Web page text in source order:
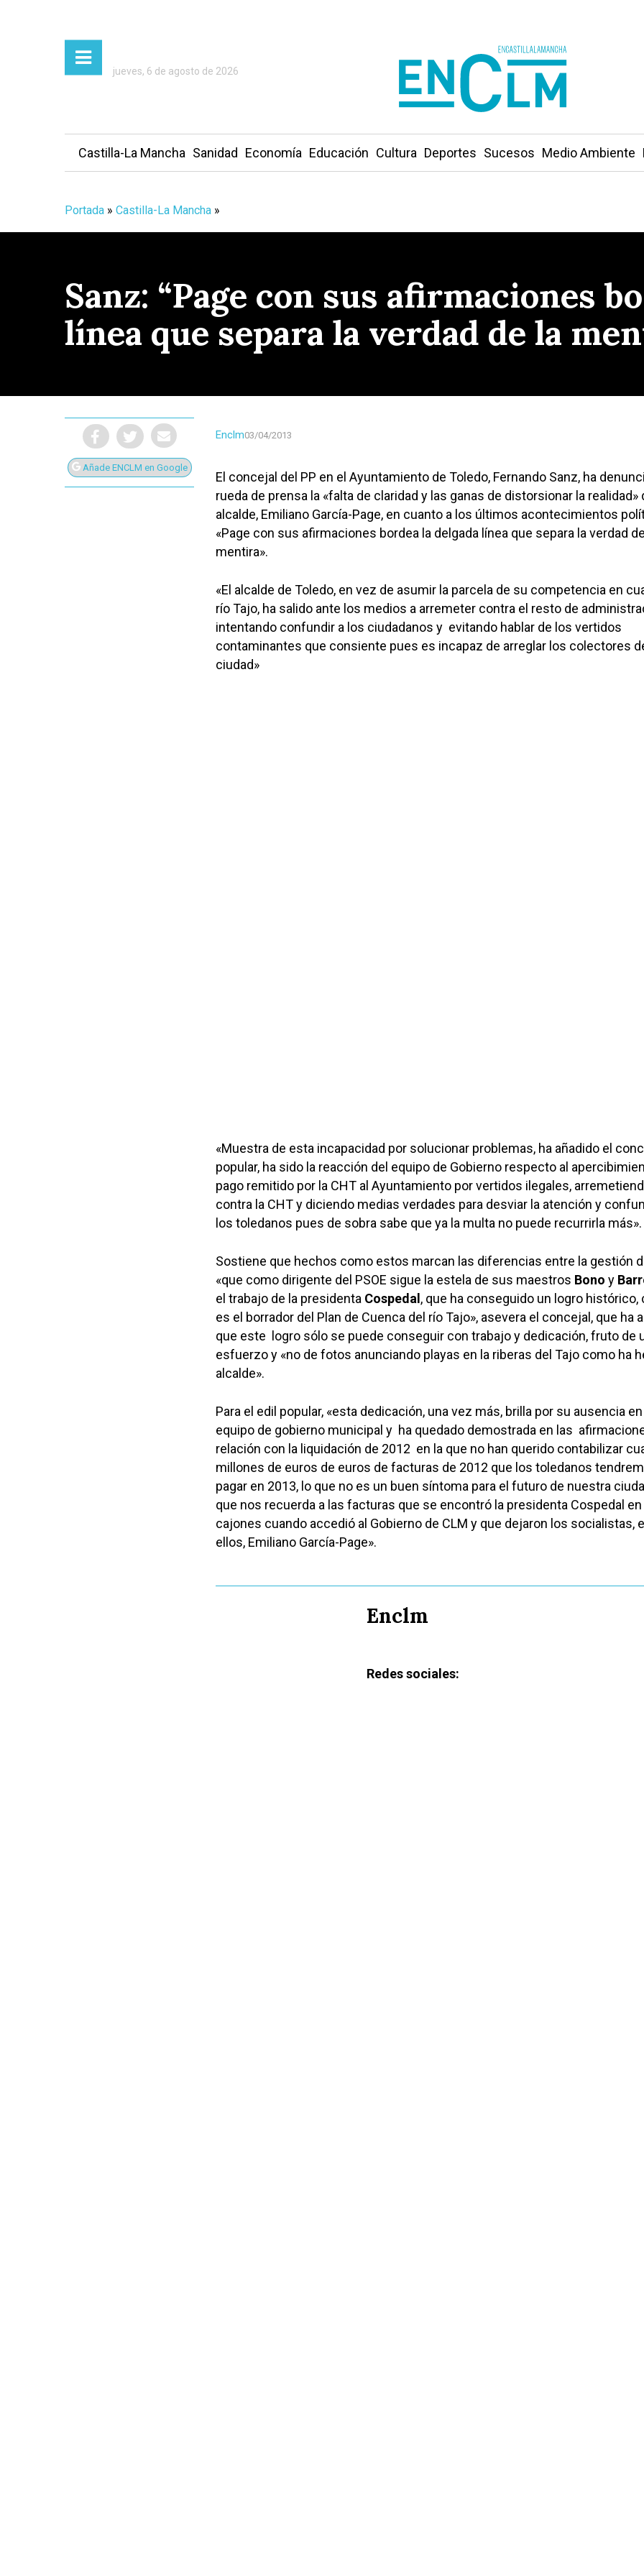
Presiona Intro para buscar o ESC para cerrar
jueves, 6 de agosto de 2026
Castilla-La Mancha Sanidad Economía Educación Cultura Deportes Sucesos Medio Ambiente
Portada » Castilla-La Mancha »
Sanz: “Page con sus afirmaciones
línea que separa la verdad de la
Añade ENCLM en Google
Enclm03/04/2013
El concejal del PP en el Ayuntamiento de Toledo, Fernando Sanz, ha
rueda de prensa la «falta de claridad y las ganas de distorsionar la realidad»
alcalde, Emiliano García-Page, en cuanto a los últimos acontecimientos
«Page con sus afirmaciones bordea la delgada línea que separa la verdad
mentira».
«El alcalde de Toledo, en vez de asumir la parcela de su competencia en
río Tajo, ha salido ante los medios a arremeter contra el resto de
intentando confundir a los ciudadanos y evitando hablar de los vertidos
contaminantes que consiente pues es incapaz de arreglar los colectores
ciudad»
«Muestra de esta incapacidad por solucionar problemas, ha añadido el
popular, ha sido la reacción del equipo de Gobierno respecto al
pago remitido por la CHT al Ayuntamiento por vertidos ilegales,
contra la CHT y diciendo medias verdades para desviar la atención y
los toledanos pues de sobra sabe que ya la multa no puede recurrirla más».
Sostiene que hechos como estos marcan las diferencias entre la gestión
«que como dirigente del PSOE sigue la estela de sus maestros Bono y
el trabajo de la presidenta Cospedal , que ha conseguido un logro histórico,
es el borrador del Plan de Cuenca del río Tajo», asevera el concejal, que ha
que este logro sólo se puede conseguir con trabajo y dedicación, fruto de
esfuerzo y «no de fotos anunciando playas en la riberas del Tajo como ha
alcalde».
Para el edil popular, «esta dedicación, una vez más, brilla por su ausencia
equipo de gobierno municipal y ha quedado demostrada en las
relación con la liquidación de 2012 en la que no han querido contabilizar
millones de euros de euros de facturas de 2012 que los toledanos
pagar en 2013, lo que no es un buen síntoma para el futuro de nuestra
que nos recuerda a las facturas que se encontró la presidenta Cospedal
cajones cuando accedió al Gobierno de CLM y que dejaron los socialistas,
ellos, Emiliano García-Page».
Enclm
Redes sociales: